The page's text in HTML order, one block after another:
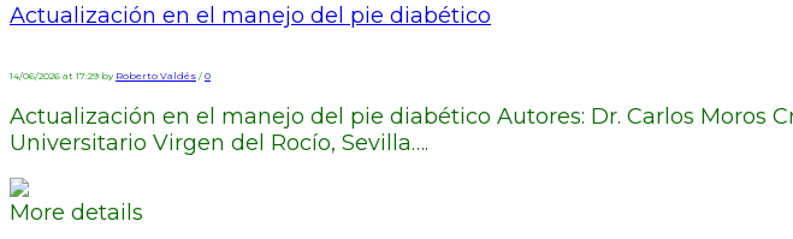
Actualización en el manejo del pie diabético
14/06/2026 at 17:29 by Roberto Valdés / 0
Actualización en el manejo del pie diabético Autores: Dr. Carlos Moros
Universitario Virgen del Rocío, Sevilla….
More details